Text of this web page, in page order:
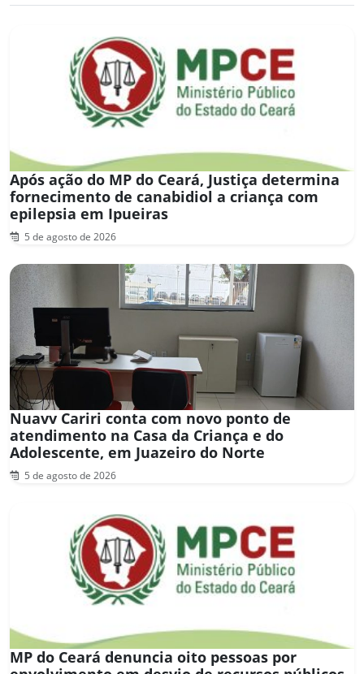
Após ação do MP do Ceará, Justiça determina
fornecimento de canabidiol a criança com
epilepsia em Ipueiras
5 de agosto de 2026
Nuavv Cariri conta com novo ponto de
atendimento na Casa da Criança e do
Adolescente, em Juazeiro do Norte
5 de agosto de 2026
MP do Ceará denuncia oito pessoas por